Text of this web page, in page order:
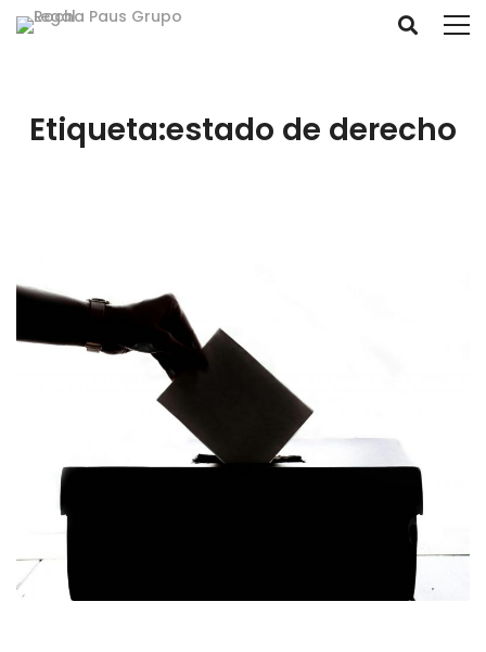
Etiqueta:estado de derecho